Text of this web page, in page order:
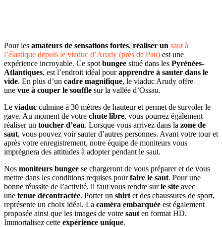
Pour les amateurs de sensations fortes, réaliser un saut à
l’élastique depuis le viaduc d’Arudy (près de Pau) est une
expérience incroyable. Ce spot bungee situé dans les Pyrénées-
Atlantiques, est l’endroit idéal pourapprendre à sauter dans le
vide. En plus d’un cadre magnifique, le viaduc Arudy offre
une vue à couper le souffle sur la vallée d’Ossau.
Le viaduc culmine à 30 mètres de hauteur et permet de survoler le
gave. Au moment de votre chute libre, vous pourrez également
réaliser un toucher d’eau. Lorsque vous arrivez dans la zone de
saut, vous pouvez voir sauter d’autres personnes. Avant votre tour et
après votre enregistrement, notre équipe de moniteurs vous
imprègnera des attitudes à adopter pendant le saut.
Nos moniteurs bungee se chargeront de vous préparer et de vous
mettre dans les conditions requises pourfaire le saut. Pour une
bonne réussite de l’activité, il faut vous rendre surle site avec
une tenue décontractée. Porter un shirt et des chaussures de sport,
représente un choix idéal. La caméra embarquée est également
proposée ainsi que les images de votre saut en format HD.
Immortalisez cette expérience unique.